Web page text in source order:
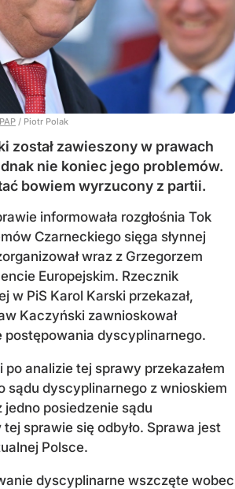
PAP / Piotr Polak
został zawieszony w prawach
nie koniec jego problemów.
bowiem wyrzucony z partii.
informowała rozgłośnia Tok
Czarneckiego sięga słynnej
wraz z Grzegorzem
Europejskim. Rzecznik
w PiS Karol Karski przekazał,
Kaczyński zawnioskował
postępowania dyscyplinarnego.
po analizie tej sprawy przekazałem
sądu dyscyplinarnego z wnioskiem
posiedzenie sądu
sprawie się odbyło. Sprawa jest
Polsce.
dyscyplinarne wszczęte wobec